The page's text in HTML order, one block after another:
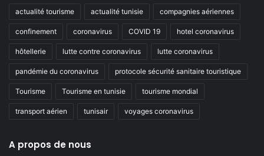
actualité tourisme actualité tunisie compagnies aériennes
confinement coronavirus COVID 19 hotel coronavirus
hôtellerie lutte contre coronavirus lutte coronavirus
pandémie du coronavirus protocole sécurité sanitaire touristique
Tourisme Tourisme en tunisie tourisme mondial
transport aérien tunisair voyages coronavirus
A propos de nous